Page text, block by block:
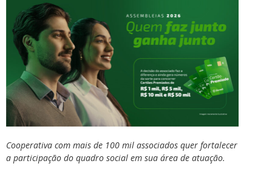
Cooperativa com mais de 100 mil associados quer fortalecer
a participação do quadro social em sua área de atuação.